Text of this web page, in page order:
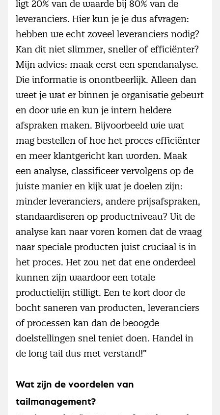
ligt 20% van de waarde bij 80% van de
leveranciers. Hier kun je je dus afvragen:
hebben we echt zoveel leveranciers nodig?
Kan dit niet slimmer, sneller of efficiënter?
Mijn advies: maak eerst een spendanalyse.
Die informatie is onontbeerlijk. Alleen dan
weet je wat er binnen je organisatie gebeurt
en door wie en kun je intern heldere
afspraken maken. Bijvoorbeeld wie wat
mag bestellen of hoe het proces efficiënter
en meer klantgericht kan worden. Maak
een analyse, classificeer vervolgens op de
juiste manier en kijk wat je doelen zijn:
minder leveranciers, andere prijsafspraken,
standaardiseren op productniveau? Uit de
analyse kan naar voren komen dat de vraag
naar speciale producten juist cruciaal is in
het proces. Het zou net dat ene onderdeel
kunnen zijn waardoor een totale
productielijn stilligt. Een te kort door de
bocht saneren van producten, leveranciers
of processen kan dan de beoogde
doelstellingen snel teniet doen. Handel in
de long tail dus met verstand!”
Wat zijn de voordelen van
tailmanagement?